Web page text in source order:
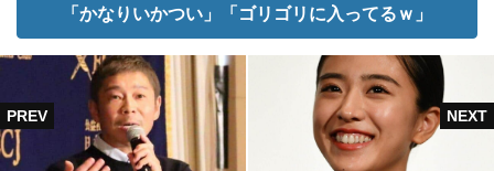
「かなりいかつい」「ゴリゴリに入ってるｗ」